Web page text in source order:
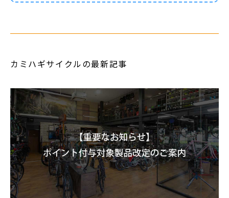
カミハギサイクルの最新記事